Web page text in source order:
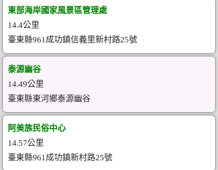
東部海岸國家風景區管理處
14.4公里
臺東縣961成功鎮信義里新村路25號
泰源幽谷
14.49公里
臺東縣東河鄉泰源幽谷
阿美族民俗中心
14.57公里
臺東縣961成功鎮新村路25號